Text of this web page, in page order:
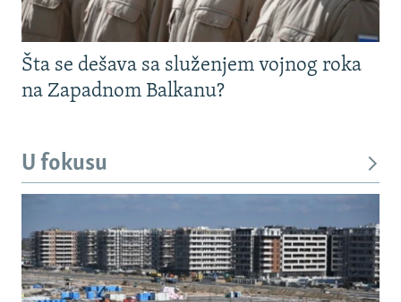
Šta se dešava sa služenjem vojnog roka
na Zapadnom Balkanu?
U fokusu